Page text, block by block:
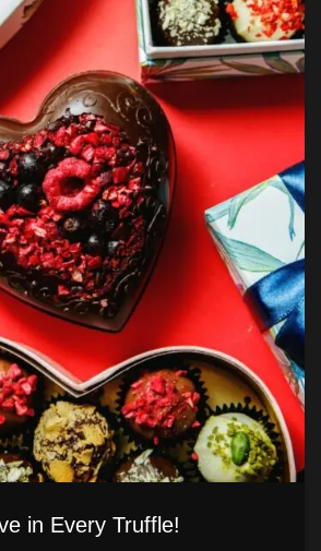
in Every Truffle!